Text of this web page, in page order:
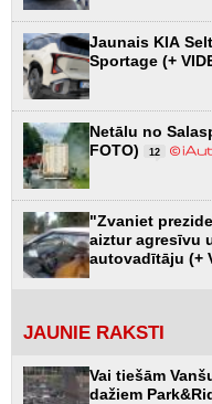
Jaunais KIA
Sportage (+
Netālu no
FOTO)
12
"Zvaniet
aiztur agresīvu
autovadītāju (+
JAUNIE RAKSTI
Vai tiešām
dažiem